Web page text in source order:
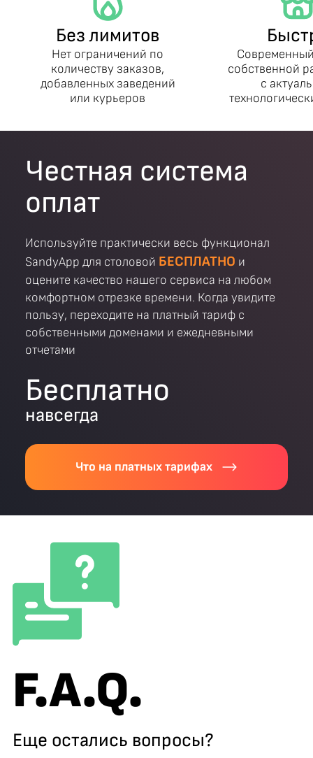
Без лимитов
Нет ограничений по
количеству заказов,
добавленных заведений
или курьеров
собственной
с
Честная система
оплат
Используйте практически весь функционал
SandyApp для столовой БЕСПЛАТНО и
оцените качество нашего сервиса на любом
комфортном отрезке времени. Когда увидите
пользу, переходите на платный тариф с
собственными доменами и ежедневными
отчетами
Бесплатно
навсегда
Что на платных тарифах
F.A.Q.
Еще остались вопросы?